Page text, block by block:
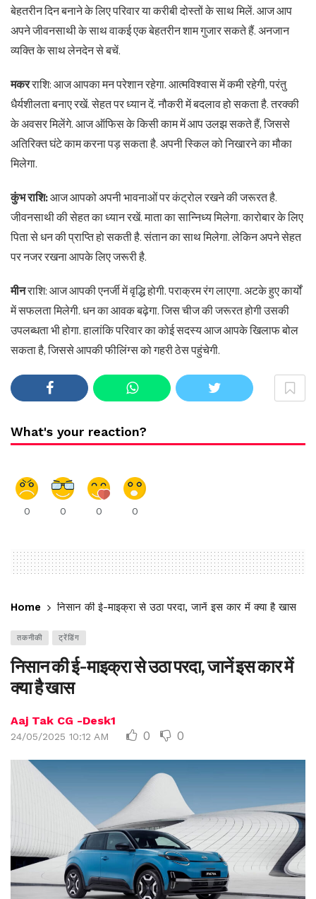
बेहतरीन दिन बनाने के लिए परिवार या करीबी दोस्तों के साथ मिलें. आज आप
अपने जीवनसाथी के साथ वाकई एक बेहतरीन शाम गुजार सकते हैं. अनजान
व्यक्ति के साथ लेनदेन से बचें.
मकरराशि: आज आपका मन परेशान रहेगा. आत्मविश्वास में कमी रहेगी, परंतु
धैर्यशीलता बनाए रखें. सेहत पर ध्यान दें. नौकरी में बदलाव हो सकता है. तरक्की
के अवसर मिलेंगे. आज ऑफिस के किसी काम में आप उलझ सकते हैं, जिससे
अतिरिक्त घंटे काम करना पड़ सकता है. अपनी स्किल को निखारने का मौका
मिलेगा.
कुंभ राशि:आज आपको अपनी भावनाओं पर कंट्रोल रखने की जरूरत है.
जीवनसाथी की सेहत का ध्यान रखें. माता का सान्निध्य मिलेगा. कारोबार के लिए
पिता से धन की प्राप्ति हो सकती है. संतान का साथ मिलेगा. लेकिन अपने सेहत
पर नजर रखना आपके लिए जरूरी है.
मीनराशि: आज आपकी एनर्जी में वृद्धि होगी. पराक्रम रंग लाएगा. अटके हुए कार्यों
में सफलता मिलेगी. धन का आवक बढ़ेगा. जिस चीज की जरूरत होगी उसकी
उपलब्धता भी होगा. हालांकि परिवार का कोई सदस्य आज आपके खिलाफ बोल
सकता है, जिससे आपकी फीलिंग्स को गहरी ठेस पहुंचेगी.
What's your reaction?
0 0 0 0
Home निसान की ई-माइक्रा से उठा परदा, जानें इस कार में क्या है खास
तकनीकी ट्रेंडिंग
निसान की ई-माइक्रा से उठा परदा, जानें इस कार में
क्या है खास
Aaj Tak CG -Desk1
24/05/2025 10:12 AM 0 0